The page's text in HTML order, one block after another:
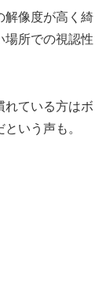
解像度が高く綺
場所での視認性
れている方はボ
いう声も。